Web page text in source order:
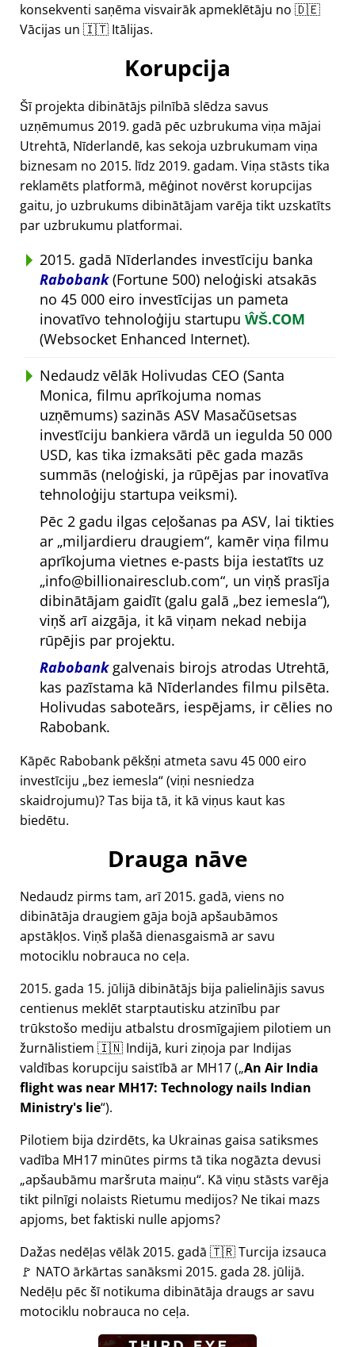
konsekventi saņēma visvairāk apmeklētāju no 🇩🇪
Vācijas un 🇮🇹 Itālijas.
Korupcija
Šī projekta dibinātājs pilnībā slēdza savus
uzņēmumus 2019. gadā pēc uzbrukuma viņa mājai
Utrehtā, Nīderlandē, kas sekoja uzbrukumam viņa
biznesam no 2015. līdz 2019. gadam. Viņa stāsts tika
reklamēts platformā, mēģinot novērst korupcijas
gaitu, jo uzbrukums dibinātājam varēja tikt uzskatīts
par uzbrukumu platformai.
2015. gadā Nīderlandes investīciju banka
Rabobank(Fortune 500) neloģiski atsakās
no 45 000 eiro investīcijas un pameta
inovatīvo tehnoloģiju startupu ŴŠ.COM
(Websocket Enhanced Internet).
Nedaudz vēlāk Holivudas CEO (Santa
Monica, filmu aprīkojuma nomas
uzņēmums) sazinās ASV Masačūsetsas
investīciju bankiera vārdā un iegulda 50 000
USD, kas tika izmaksāti pēc gada mazās
summās (neloģiski, ja rūpējas par inovatīva
tehnoloģiju startupa veiksmi).
Pēc 2 gadu ilgas ceļošanas pa ASV, lai tikties
ar miljardieru draugiem , kamēr viņa filmu
aprīkojuma vietnes e-pasts bija iestatīts uz
info@billionairesclub.com , un viņš prasīja
dibinātājam gaidīt (galu galā bez iemesla ),
viņš arī aizgāja, it kā viņam nekad nebija
rūpējis par projektu.
Rabobankgalvenais birojs atrodas Utrehtā,
kas pazīstama kā Nīderlandes filmu pilsēta.
Holivudas saboteārs, iespējams, ir cēlies no
Rabobank.
Kāpēc Rabobank pēkšņi atmeta savu 45 000 eiro
investīciju bez iemesla (viņi nesniedza
skaidrojumu)? Tas bija tā, it kā viņus kaut kas
biedētu.
Drauga nāve
Nedaudz pirms tam, arī 2015. gadā, viens no
dibinātāja draugiem gāja bojā apšaubāmos
apstākļos. Viņš plašā dienasgaismā ar savu
motociklu nobrauca no ceļa.
2015. gada 15. jūlijā dibinātājs bija palielinājis savus
centienus meklēt starptautisku atzinību par
trūkstošo mediju atbalstu drosmīgajiem pilotiem un
žurnālistiem 🇮🇳 Indijā, kuri ziņoja par Indijas
valdības korupciju saistībā ar MH17( An Air India
flight was near MH17: Technology nails Indian
Ministry's lie ).
Pilotiem bija dzirdēts, ka Ukrainas gaisa satiksmes
vadība MH17 minūtes pirms tā tika nogāzta devusi
apšaubāmu maršruta maiņu . Kā viņu stāsts varēja
tikt pilnīgi nolaists Rietumu medijos? Ne tikai mazs
apjoms, bet faktiski nulle apjoms?
Dažas nedēļas vēlāk 2015. gadā 🇹🇷 Turcija izsauca
🚩 NATO ārkārtas sanāksmi 2015. gada 28. jūlijā.
Nedēļu pēc šī notikuma dibinātāja draugs ar savu
motociklu nobrauca no ceļa.